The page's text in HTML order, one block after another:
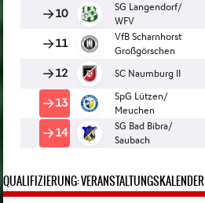
QUALIFIZIERUNG: VERANSTALTUNGSKALENDER